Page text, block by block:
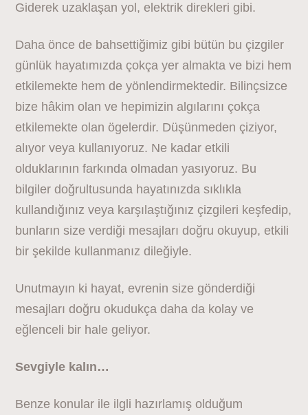
Giderek uzaklaşan yol, elektrik direkleri gibi.
Daha önce de bahsettiğimiz gibi bütün bu çizgiler
günlük hayatımızda çokça yer almakta ve bizi hem
etkilemekte hem de yönlendirmektedir. Bilinçsizce
bize hâkim olan ve hepimizin algılarını çokça
etkilemekte olan ögelerdir. Düşünmeden çiziyor,
alıyor veya kullanıyoruz. Ne kadar etkili
olduklarının farkında olmadan yasıyoruz. Bu
bilgiler doğrultusunda hayatınızda sıklıkla
kullandığınız veya karşılaştığınız çizgileri keşfedip,
bunların size verdiği mesajları doğru okuyup, etkili
bir şekilde kullanmanız dileğiyle.
Unutmayın ki hayat, evrenin size gönderdiği
mesajları doğru okudukça daha da kolay ve
eğlenceli bir hale geliyor.
Sevgiyle kalın…
Benze konular ile ilgli hazırlamış olduğum